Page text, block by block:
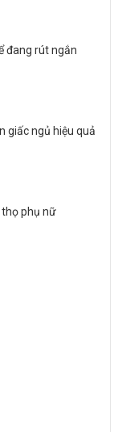
đang rút ngắn
giấc ngủ hiệu quả
phụ nữ